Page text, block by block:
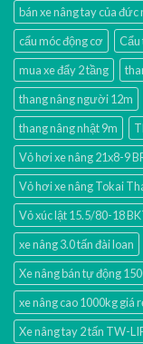
bán xe nâng tay của đức
cẩu móc động cơ
Cẩu
mua xe đẩy 2 tầng
thang nâng người 12m
thang nâng nhật 9m
Vỏ hơi xe nâng 21x8-9
Vỏ hơi xe nâng Tokai
Vỏ xúc lật 15.5/80-18
xe nâng 3.0 tấn đài loan
Xe nâng bán tự động
xe nâng cao 1000kg giá
Xe nâng tay 2 tấn TW-